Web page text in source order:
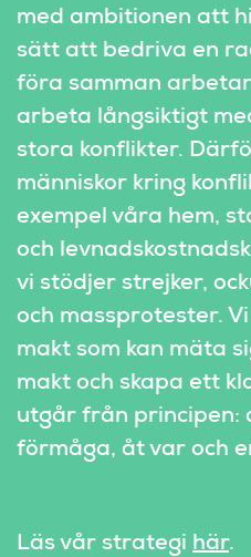
med ambitionen att
sätt att bedriva en
föra samman
arbeta långsiktigt
stora konflikter.
människor kring
exempel våra hem,
och
vi stödjer strejker,
och massprotester.
makt som kan mäta
makt och skapa ett
utgår från principen:
förmåga, åt var och
Läs vår strategi här.